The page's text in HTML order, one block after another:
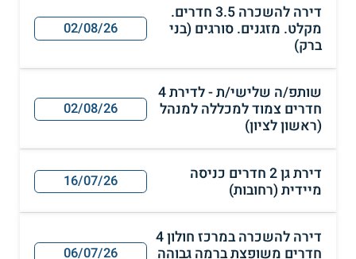
דירה להשכרה 3.5 חדרים.
מקלט. מזגנים. סורגים (בני
ברק)
02/08/26
שותפ/ה שלישי/ת - לדירת 4
חדרים צמוד למכללה למנהל
(ראשון לציון)
02/08/26
דירת גן 2 חדרים כניסה
מיידית (רחובות)
16/07/26
דירה להשכרה במרכז חולון 4
חדרים משופצת ברמה גבוהה
06/07/26